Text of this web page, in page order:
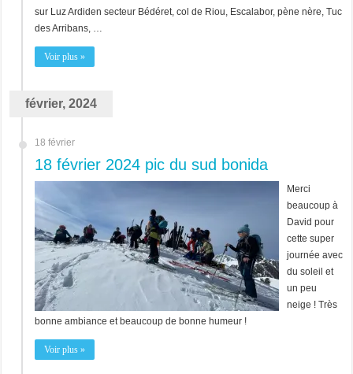
sur Luz Ardiden secteur Bédéret, col de Riou, Escalabor, pène nère, Tuc
des Arribans, …
Voir plus »
février, 2024
18 février
18 février 2024 pic du sud bonida
Merci
beaucoup à
David pour
cette super
journée avec
du soleil et
un peu
neige ! Très
bonne ambiance et beaucoup de bonne humeur !
Voir plus »